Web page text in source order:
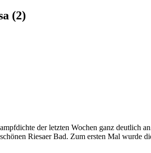
(2)
der letzten Wochen ganz deutlich
Riesaer Bad. Zum ersten Mal wurde